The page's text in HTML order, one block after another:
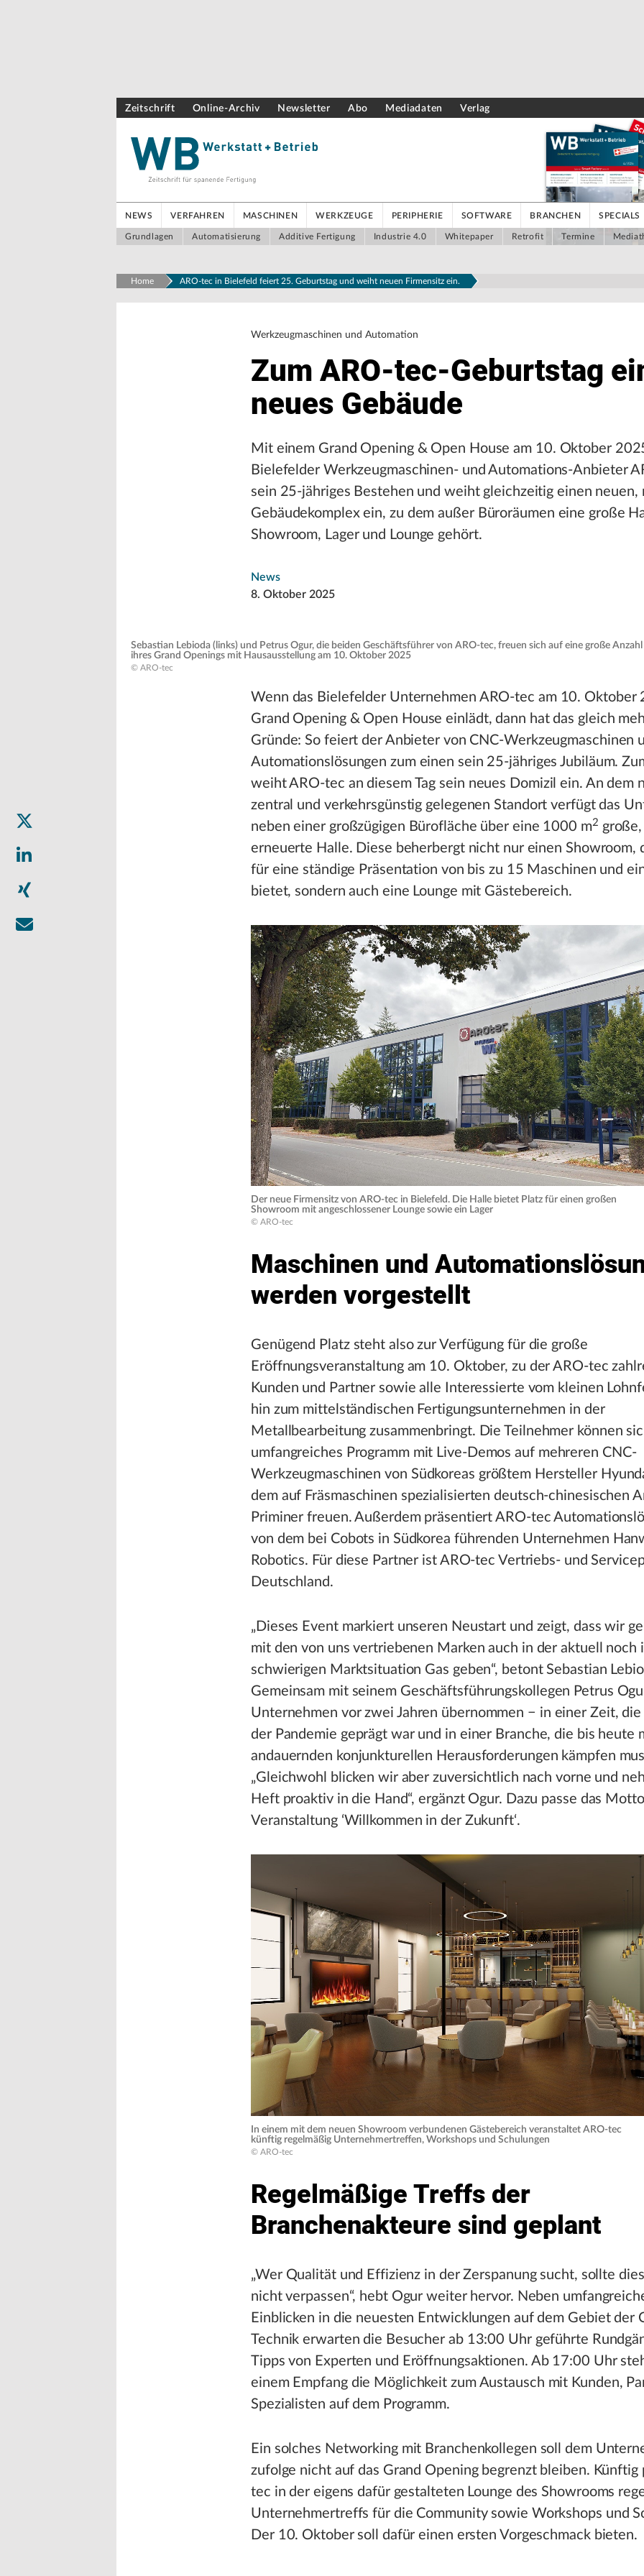
Zeitschrift Online-Archiv Newsletter Abo Mediadaten Verlag
NEWS VERFAHREN MASCHINEN WERKZEUGE PERIPHERIE SOFTWARE BRANCHEN SPECIALS
Grundlagen Automatisierung Additive Fertigung Industrie 4.0 Whitepaper Retrofit Termine
Home ARO-tec in Bielefeld feiert 25. Geburtstag und weiht neuen Firmensitz ein.
Werkzeugmaschinen und Automation
Zum ARO-tec-Geburtstag
neues Gebäude
Mit einem Grand Opening & Open House am 10. Oktober
Bielefelder Werkzeugmaschinen- und Automations-Anbieter
sein 25-jähriges Bestehen und weiht gleichzeitig einen neuen,
Gebäudekomplex ein, zu dem außer Büroräumen eine große
Showroom, Lager und Lounge gehört.
News
8. Oktober 2025
Sebastian Lebioda (links) und Petrus Ogur, die beiden Geschäftsführer von ARO-tec, freuen sich auf eine große
ihres Grand Openings mit Hausausstellung am 10. Oktober 2025
© ARO-tec
Wenn das Bielefelder Unternehmen ARO-tec am 10. Oktober
Grand Opening & Open House einlädt, dann hat das gleich
Gründe: So feiert der Anbieter von CNC-Werkzeugmaschinen
Automationslösungen zum einen sein 25-jähriges Jubiläum.
weiht ARO-tec an diesem Tag sein neues Domizil ein. An dem
zentral und verkehrsgünstig gelegenen Standort verfügt das
neben einer großzügigen Bürofläche über eine 1000 m2
erneuerte Halle. Diese beherbergt nicht nur einen Showroom,
für eine ständige Präsentation von bis zu 15 Maschinen und
bietet, sondern auch eine Lounge mit Gästebereich.
Der neue Firmensitz von ARO-tec in Bielefeld. Die Halle bietet Platz für einen großen
Showroom mit angeschlossener Lounge sowie ein Lager
© ARO-tec
Maschinen und
werden vorgestellt
Genügend Platz steht also zur Verfügung für die große
Eröffnungsveranstaltung am 10. Oktober, zu der ARO-tec
Kunden und Partner sowie alle Interessierte vom kleinen
hin zum mittelständischen Fertigungsunternehmen in der
Metallbearbeitung zusammenbringt. Die Teilnehmer können
umfangreiches Programm mit Live-Demos auf mehreren CNC-
Werkzeugmaschinen von Südkoreas größtem Hersteller
dem auf Fräsmaschinen spezialisierten deutsch-chinesischen
Priminer freuen. Außerdem präsentiert ARO-tec
von dem bei Cobots in Südkorea führenden Unternehmen
Robotics. Für diese Partner ist ARO-tec Vertriebs- und
Deutschland.
„Dieses Event markiert unseren Neustart und zeigt, dass wir
mit den von uns vertriebenen Marken auch in der aktuell noch
schwierigen Marktsituation Gas geben“, betont Sebastian
Gemeinsam mit seinem Geschäftsführungskollegen Petrus
Unternehmen vor zwei Jahren übernommen − in einer Zeit,
der Pandemie geprägt war und in einer Branche, die bis heute
andauernden konjunkturellen Herausforderungen kämpfen
„Gleichwohl blicken wir aber zuversichtlich nach vorne und
Heft proaktiv in die Hand“, ergänzt Ogur. Dazu passe das
Veranstaltung ‘Willkommen in der Zukunft‘.
In einem mit dem neuen Showroom verbundenen Gästebereich veranstaltet ARO-tec
künftig regelmäßig Unternehmertreffen, Workshops und Schulungen
© ARO-tec
Regelmäßige Treffs der
Branchenakteure sind geplant
„Wer Qualität und Effizienz in der Zerspanung sucht, sollte
nicht verpassen“, hebt Ogur weiter hervor. Neben
Einblicken in die neuesten Entwicklungen auf dem Gebiet der
Technik erwarten die Besucher ab 13:00 Uhr geführte
Tipps von Experten und Eröffnungsaktionen. Ab 17:00 Uhr
einem Empfang die Möglichkeit zum Austausch mit Kunden,
Spezialisten auf dem Programm.
Ein solches Networking mit Branchenkollegen soll dem
zufolge nicht auf das Grand Opening begrenzt bleiben. Künftig
tec in der eigens dafür gestalteten Lounge des Showrooms
Unternehmertreffs für die Community sowie Workshops und
Der 10. Oktober soll dafür einen ersten Vorgeschmack bieten.